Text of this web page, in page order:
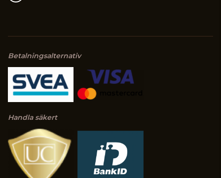
Betalningsalternativ
Handla säkert